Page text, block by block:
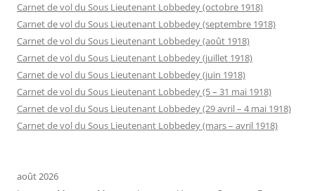
Carnet de vol du Sous Lieutenant Lobbedey (octobre 1918)
Carnet de vol du Sous Lieutenant Lobbedey (septembre 1918)
Carnet de vol du Sous Lieutenant Lobbedey (août 1918)
Carnet de vol du Sous Lieutenant Lobbedey (juillet 1918)
Carnet de vol du Sous Lieutenant Lobbedey (juin 1918)
Carnet de vol du Sous Lieutenant Lobbedey (5 – 31 mai 1918)
Carnet de vol du Sous Lieutenant Lobbedey (29 avril – 4 mai 1918)
Carnet de vol du Sous Lieutenant Lobbedey (mars – avril 1918)
août 2026